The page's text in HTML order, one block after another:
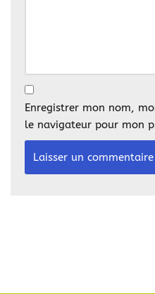
Enregistrer mon nom,
le navigateur pour mon